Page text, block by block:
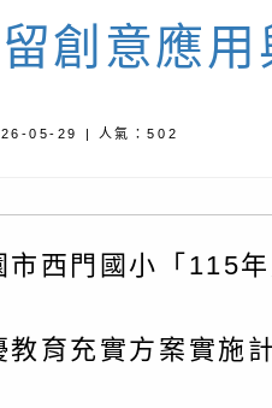
第三次國
件及附件英
院新聞傳
服務政策溝
部國民及學
年度促進
政府LED
全宣導標
年各賣場
、流鼻水、
市政府LED
創意應用
05-29 | 人氣：502
市西門國小「115
教育充實方案實施